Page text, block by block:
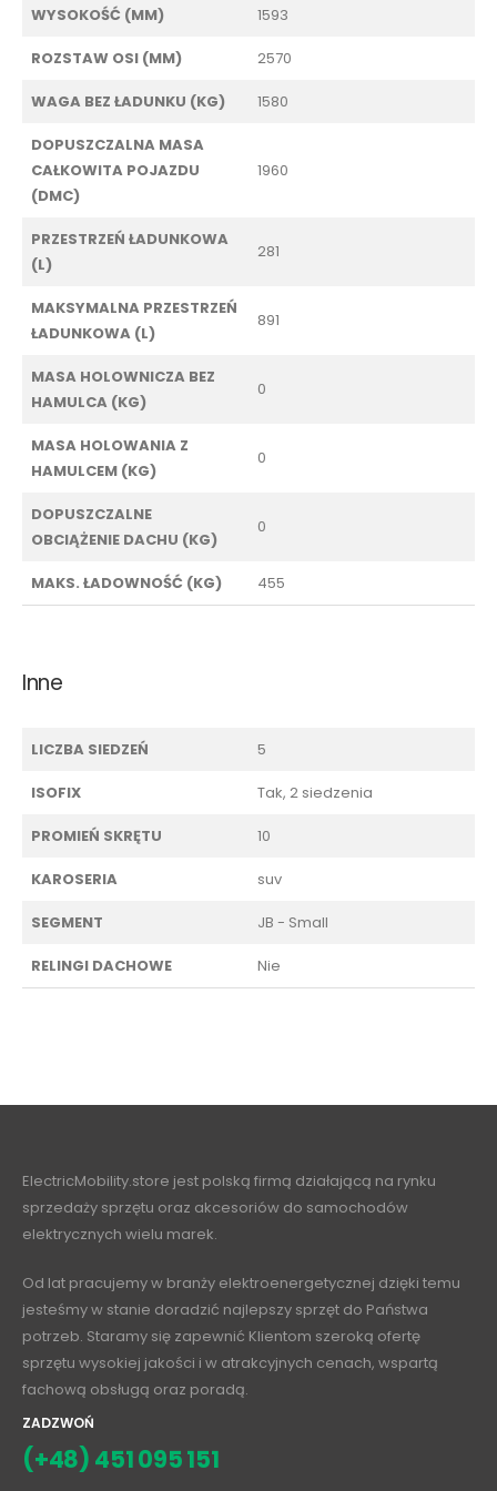
WYSOKOŚĆ (MM) 1593
ROZSTAW OSI (MM) 2570
WAGA BEZ ŁADUNKU (KG) 1580
DOPUSZCZALNA MASA
CAŁKOWITA POJAZDU
(DMC)
1960
PRZESTRZEŃ ŁADUNKOWA
(L)
281
MAKSYMALNA PRZESTRZEŃ
ŁADUNKOWA (L)
891
MASA HOLOWNICZA BEZ
HAMULCA (KG)
0
MASA HOLOWANIA Z
HAMULCEM (KG)
0
DOPUSZCZALNE
OBCIĄŻENIE DACHU (KG)
0
MAKS. ŁADOWNOŚĆ (KG) 455
Inne
LICZBA SIEDZEŃ 5
ISOFIX Tak, 2 siedzenia
PROMIEŃ SKRĘTU 10
KAROSERIA suv
SEGMENT JB - Small
RELINGI DACHOWE Nie
ElectricMobility.store jest polską firmą działającą na rynku
sprzedaży sprzętu oraz akcesoriów do samochodów
elektrycznych wielu marek.
Od lat pracujemy w branży elektroenergetycznej dzięki temu
jesteśmy w stanie doradzić najlepszy sprzęt do Państwa
potrzeb. Staramy się zapewnić Klientom szeroką ofertę
sprzętu wysokiej jakości i w atrakcyjnych cenach, wspartą
fachową obsługą oraz poradą.
ZADZWOŃ
(+48) 451 095 151